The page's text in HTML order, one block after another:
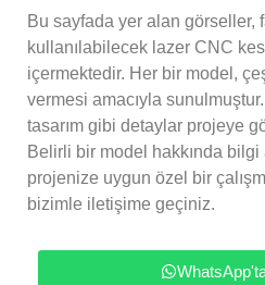
Bu sayfada yer alan görseller,
kullanılabilecek lazer CNC
içermektedir. Her bir model,
vermesi amacıyla
tasarım gibi detaylar projeye
Belirli bir model hakkında
projenize uygun özel bir
bizimle iletişime geçiniz.